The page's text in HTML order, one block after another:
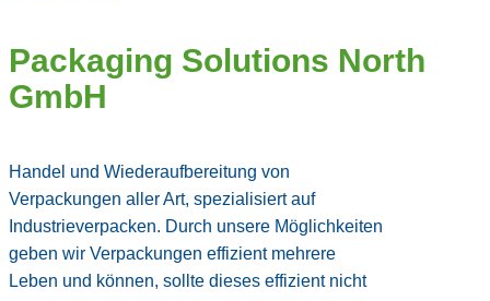
Packaging Solutions North
GmbH
Handel und Wiederaufbereitung von
Verpackungen aller Art, spezialisiert auf
Industrieverpacken. Durch unsere Möglichkeiten
geben wir Verpackungen effizient mehrere
Leben und können, sollte dieses effizient nicht